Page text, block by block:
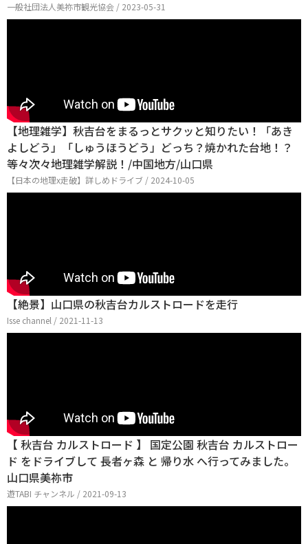
一般社団法人美祢市観光協会 / 2023-05-31
【地理雑学】秋吉台をまるっとサクッと知りたい！「あき
よしどう」「しゅうほうどう」どっち？焼かれた台地！？
等々次々地理雑学解説！/中国地方/山口県
【日本の地理x走破】詳しめドライブ / 2024-10-05
【絶景】山口県の秋吉台カルストロードを走行
Isse channel / 2021-11-13
【 秋吉台 カルストロード 】 国定公園 秋吉台 カルストロー
ド をドライブして 長者ヶ森 と 帰り水 へ行ってみました。
山口県美祢市
遊TABI チャンネル / 2021-09-13